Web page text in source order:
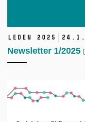
Leden 2025 24. 1.
Newsletter 1/2025